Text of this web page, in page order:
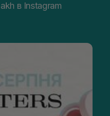
в Instagram